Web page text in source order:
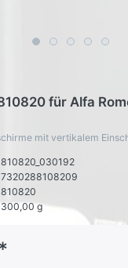
für Alfa
mit vertikalem
810820_030192
7320288108209
810820
300,00 g